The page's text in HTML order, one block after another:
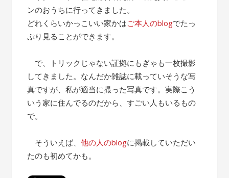
ンのおうちに行ってきました。
どれくらいかっこいい家かはご本人のblogでたっ
ぷり見ることができます。
で、トリックじゃない証拠にもぎゃも一枚撮影
してきました。なんだか雑誌に載っていそうな写
真ですが、私が適当に撮った写真です。実際こう
いう家に住んでるのだから、すごい人もいるもの
で。
そういえば、他の人のblogに掲載していただい
たのも初めてかも。